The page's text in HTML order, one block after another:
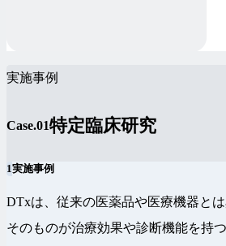
実施事例
Case.01特定臨床研究
1実施事例
DTxは、従来の医薬品や医療機器と
そのものが治療効果や診断機能を持